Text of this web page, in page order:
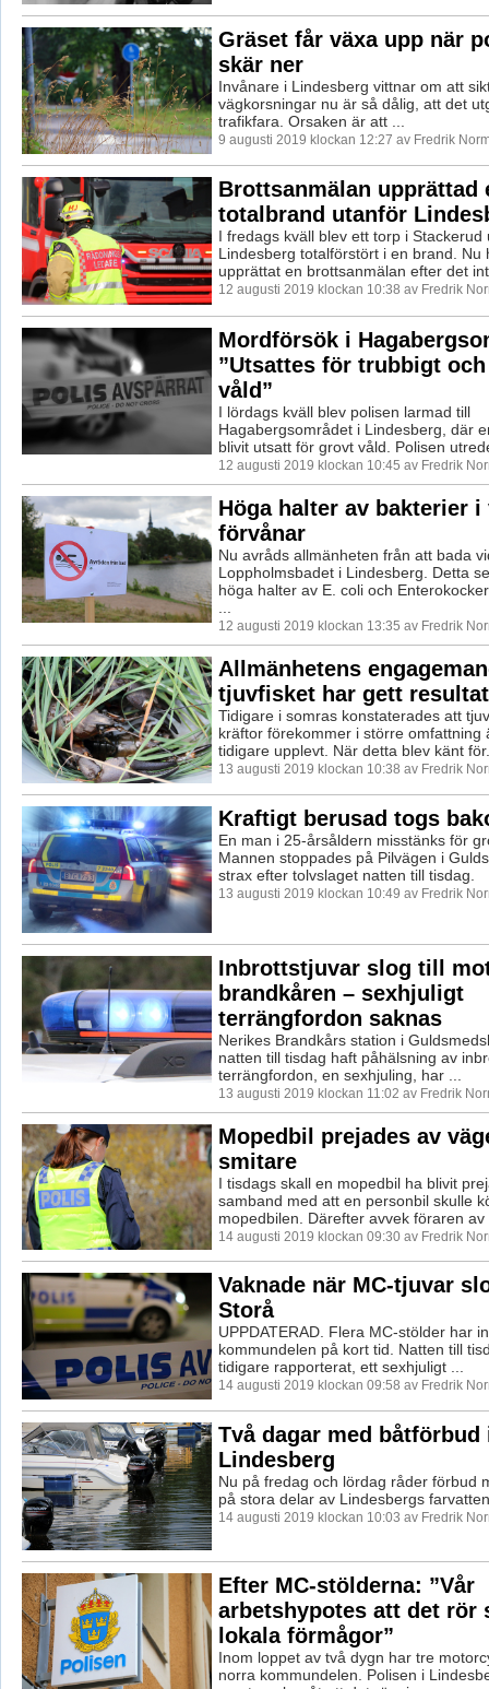
Gräset får växa upp när
skär ner
Invånare i Lindesberg vittnar om att
vägkorsningar nu är så dålig, att det
trafikfara. Orsaken är att ...
9 augusti 2019 klockan 12:27 av Fredrik
Brottsanmälan upprättad
totalbrand utanför
I fredags kväll blev ett torp i Stackerud
Lindesberg totalförstört i en brand. Nu
upprättat en brottsanmälan efter det
12 augusti 2019 klockan 10:38 av Fredrik
Mordförsök i
”Utsattes för trubbigt
våld”
I lördags kväll blev polisen larmad till
Hagabergsområdet i Lindesberg, där
blivit utsatt för grovt våld. Polisen
12 augusti 2019 klockan 10:45 av Fredrik
Höga halter av bakterier i
förvånar
Nu avråds allmänheten från att bada
Loppholmsbadet i Lindesberg. Detta
höga halter av E. coli och
12 augusti 2019 klockan 13:35 av Fredrik
Allmänhetens
tjuvfisket har gett resultat
Tidigare i somras konstaterades att
kräftor förekommer i större omfattning
tidigare upplevt. När detta blev känt
13 augusti 2019 klockan 10:38 av Fredrik
Kraftigt berusad togs
En man i 25-årsåldern misstänks för
Mannen stoppades på Pilvägen i
strax efter tolvslaget natten till tisdag.
13 augusti 2019 klockan 10:49 av Fredrik
Inbrottstjuvar slog till
brandkåren – sexhjuligt
terrängfordon saknas
Nerikes Brandkårs station i
natten till tisdag haft påhälsning av
terrängfordon, en sexhjuling, har ...
13 augusti 2019 klockan 11:02 av Fredrik
Mopedbil prejades av
smitare
I tisdags skall en mopedbil ha blivit
samband med att en personbil skulle
mopedbilen. Därefter avvek föraren av
14 augusti 2019 klockan 09:30 av Fredrik
Vaknade när MC-tjuvar
Storå
UPPDATERAD. Flera MC-stölder har
kommundelen på kort tid. Natten till
tidigare rapporterat, ett sexhjuligt ...
14 augusti 2019 klockan 09:58 av Fredrik
Två dagar med båtförbud
Lindesberg
Nu på fredag och lördag råder förbud
på stora delar av Lindesbergs
14 augusti 2019 klockan 10:03 av Fredrik
Efter MC-stölderna: ”Vår
arbetshypotes att det rör
lokala förmågor”
Inom loppet av två dygn har tre
norra kommundelen. Polisen i